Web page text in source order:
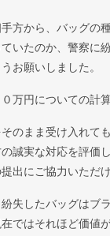
方から、バッグの種
いたのか、警察に
お願いしました。
万円についての計
のまま受け入れて
誠実な対応を評価
出にご協力いただけ
失したバッグはブ
ではそれほど価値